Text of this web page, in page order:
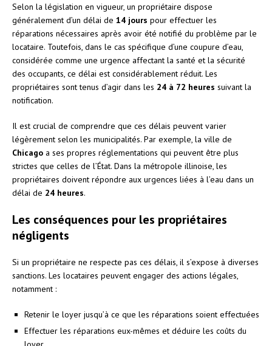
Selon la législation en vigueur, un propriétaire dispose
généralement d’un délai de 14 jours pour effectuer les
réparations nécessaires après avoir été notifié du problème par le
locataire. Toutefois, dans le cas spécifique d’une coupure d’eau,
considérée comme une urgence affectant la santé et la sécurité
des occupants, ce délai est considérablement réduit. Les
propriétaires sont tenus d’agir dans les 24 à 72 heures suivant la
notification.
Il est crucial de comprendre que ces délais peuvent varier
légèrement selon les municipalités. Par exemple, la ville de
Chicago a ses propres réglementations qui peuvent être plus
strictes que celles de l’État. Dans la métropole illinoise, les
propriétaires doivent répondre aux urgences liées à l’eau dans un
délai de 24 heures.
Les conséquences pour les propriétaires
négligents
Si un propriétaire ne respecte pas ces délais, il s’expose à diverses
sanctions. Les locataires peuvent engager des actions légales,
notamment :
Retenir le loyer jusqu’à ce que les réparations soient effectuées
Effectuer les réparations eux-mêmes et déduire les coûts du